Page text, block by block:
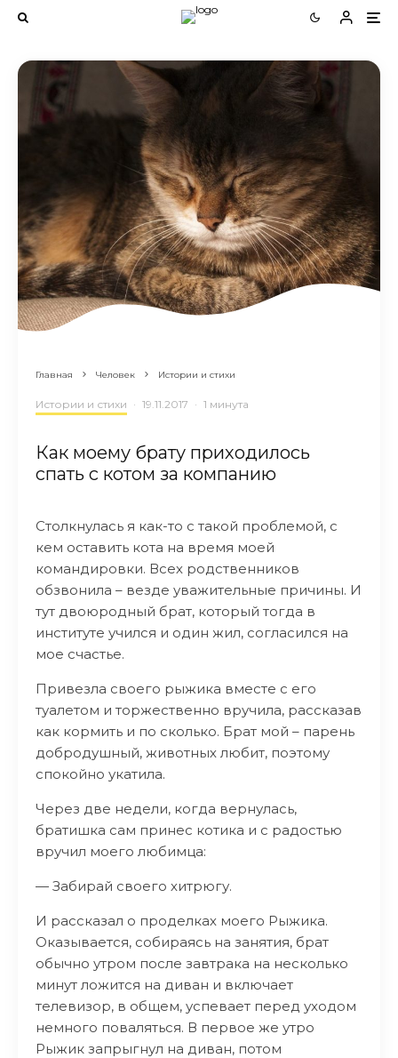
Главная Человек Истории и стихи
Истории и стихи · 19.11.2017 · 1 минута
Как моему брату приходилось
спать с котом за компанию
Столкнулась я как-то с такой проблемой, с
кем оставить кота на время моей
командировки. Всех родственников
обзвонила – везде уважительные причины. И
тут двоюродный брат, который тогда в
институте учился и один жил, согласился на
мое счастье.
Привезла своего рыжика вместе с его
туалетом и торжественно вручила, рассказав
как кормить и по сколько. Брат мой – парень
добродушный, животных любит, поэтому
спокойно укатила.
Через две недели, когда вернулась,
братишка сам принес котика и с радостью
вручил моего любимца:
— Забирай своего хитрюгу.
И рассказал о проделках моего Рыжика.
Оказывается, собираясь на занятия, брат
обычно утром после завтрака на несколько
минут ложится на диван и включает
телевизор, в общем, успевает перед уходом
немного поваляться. В первое же утро
Рыжик запрыгнул на диван, потом